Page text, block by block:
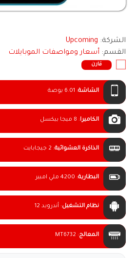
الشركة: Upcoming
القسم: أسعار ومواصفات الموبايلات
قارن
الشاشة: 6.01 بوصة
الكاميرا: 8 ميجا بيكسل
الذاكرة العشوائية: 2 جيجابايت
البطارية: 4200 ملي امبير
نظام التشغيل: أندرويد 12
المعالج:
MT6732